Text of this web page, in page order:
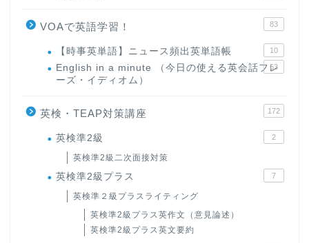
VOAで英語学習！ 83
【時事英単語】ニュース頻出英単語帳 10
English in a minute （今日の使える英会話フレ
ーズ・イディオム）
63
英検・TEAP対策講座 172
英検準2級 2
英検準2級二次面接対策
英検準2級プラス 7
英検準２級プラスライティング
英検準2級プラス英作文（意見論述）
英検準2級プラス英文要約